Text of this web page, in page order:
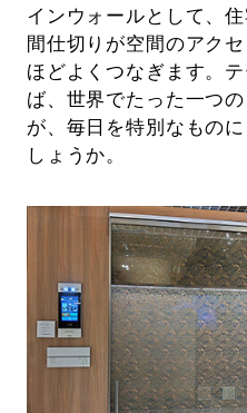
インウォールとして、
間仕切りが空間のアク
ほどよくつなぎます。
ば、世界でたった一つ
が、毎日を特別なもの
しょうか。